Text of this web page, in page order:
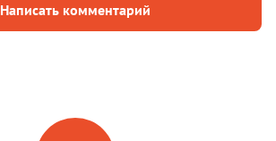
Написать комментарий